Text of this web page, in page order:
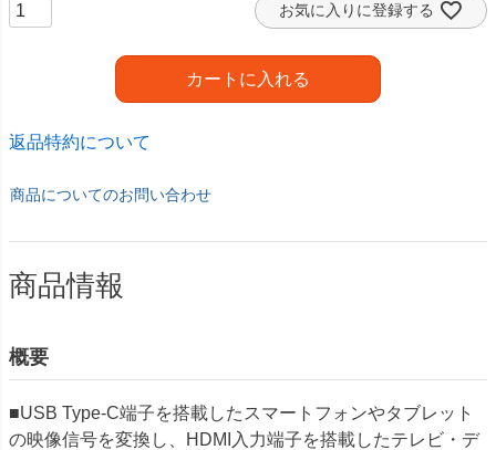
お気に入りに登録する
カートに入れる
返品特約について
商品についてのお問い合わせ
商品情報
概要
■USB Type-C端子を搭載したスマートフォンやタブレット
の映像信号を変換し、HDMI入力端子を搭載したテレビ・デ